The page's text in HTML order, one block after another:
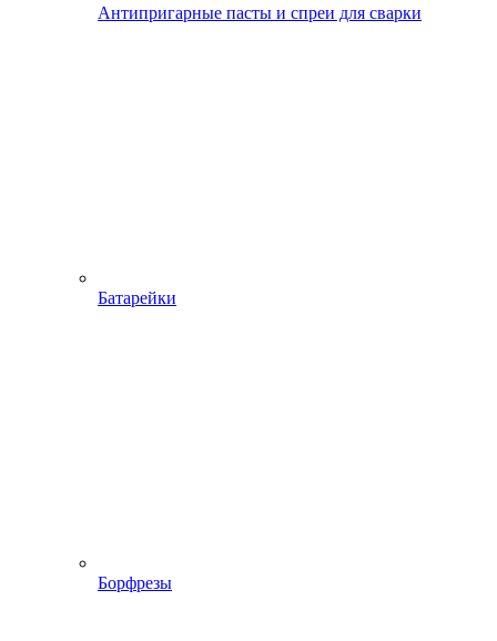
Антипригарные пасты и спреи для сварки
Батарейки
Борфрезы